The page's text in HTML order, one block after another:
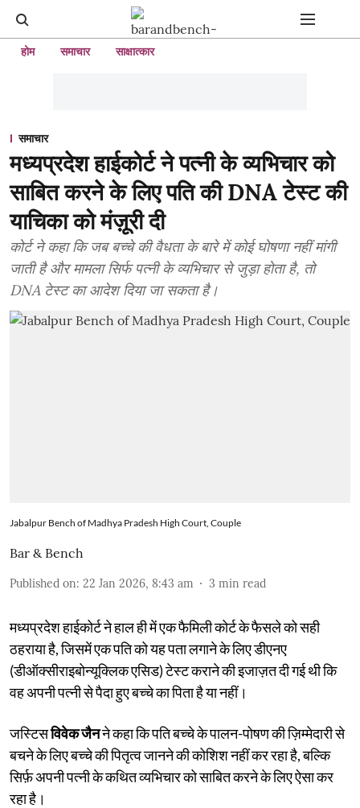
होम समाचार साक्षात्कार
समाचार
मध्यप्रदेश हाईकोर्ट ने पत्नी के व्यभिचार को
साबित करने के लिए पति की DNA टेस्ट की
याचिका को मंज़ूरी दी
कोर्ट ने कहा कि जब बच्चे की वैधता के बारे में कोई घोषणा नहीं मांगी
जाती है और मामला सिर्फ पत्नी के व्यभिचार से जुड़ा होता है, तो
DNA टेस्ट का आदेश दिया जा सकता है।
Jabalpur Bench of Madhya Pradesh High Court, Couple
Bar & Bench
Published on: 22 Jan 2026, 8:43 am 3 min read
मध्यप्रदेश हाईकोर्ट ने हाल ही में एक फैमिली कोर्ट के फैसले को सही
ठहराया है, जिसमें एक पति को यह पता लगाने के लिए डीएनए
(डीऑक्सीराइबोन्यूक्लिक एसिड) टेस्ट कराने की इजाज़त दी गई थी कि
वह अपनी पत्नी से पैदा हुए बच्चे का पिता है या नहीं।
जस्टिसविवेक जैनने कहा कि पति बच्चे के पालन-पोषण की ज़िम्मेदारी से
बचने के लिए बच्चे की पितृत्व जानने की कोशिश नहीं कर रहा है, बल्कि
सिर्फ़ अपनी पत्नी के कथित व्यभिचार को साबित करने के लिए ऐसा कर
रहा है।